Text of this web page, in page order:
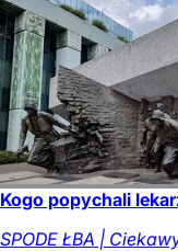
Kogo popychali
SPODE ŁBA |